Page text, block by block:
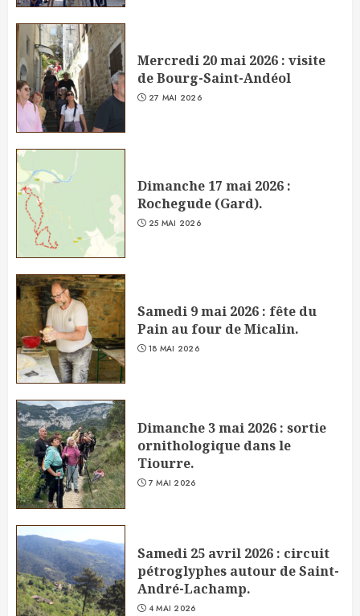
Mercredi 20 mai 2026 : visite
de Bourg-Saint-Andéol
27 MAI 2026
Dimanche 17 mai 2026 :
Rochegude (Gard).
25 MAI 2026
Samedi 9 mai 2026 : fête du
Pain au four de Micalin.
18 MAI 2026
Dimanche 3 mai 2026 : sortie
ornithologique dans le
Tiourre.
7 MAI 2026
Samedi 25 avril 2026 : circuit
pétroglyphes autour de Saint-
André-Lachamp.
4 MAI 2026